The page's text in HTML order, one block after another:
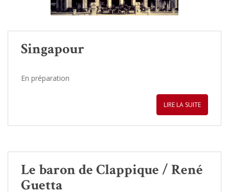
Singapour
En préparation
LIRE LA SUITE
Le baron de Clappique / René
Guetta